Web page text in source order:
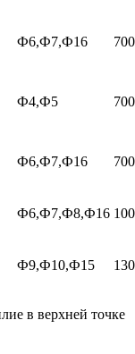
Ф6,Ф7,Ф16 700
Ф4,Ф5 700
Ф6,Ф7,Ф16 700
Ф6,Ф7,Ф8,Ф16
Ф9,Ф10,Ф15
в верхней точке